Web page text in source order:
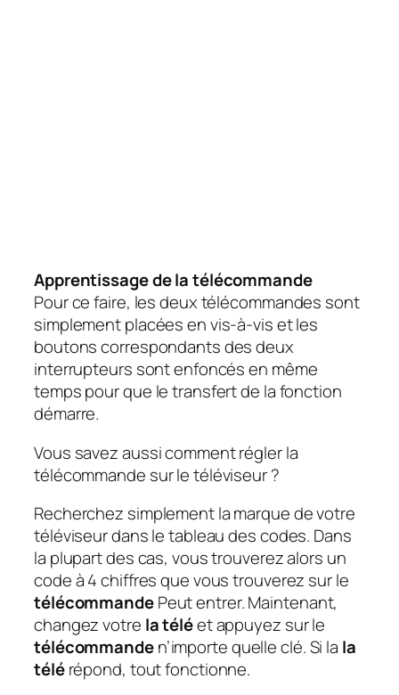
Apprentissage de la télécommande
Pour ce faire, les deux télécommandes sont
simplement placées en vis-à-vis et les
boutons correspondants des deux
interrupteurs sont enfoncés en même
temps pour que le transfert de la fonction
démarre.
Vous savez aussi comment régler la
télécommande sur le téléviseur ?
Recherchez simplement la marque de votre
téléviseur dans le tableau des codes. Dans
la plupart des cas, vous trouverez alors un
code à 4 chiffres que vous trouverez sur le
télécommandePeut entrer. Maintenant,
changez votre la téléet appuyez sur le
télécommanden’importe quelle clé. Si la la
télérépond, tout fonctionne.